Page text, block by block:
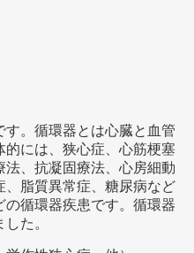
。循環器とは心臓と血管
的には、狭心症、心筋梗塞
、抗凝固療法、心房細動
、脂質異常症、糖尿病など
循環器疾患です。循環器
た。